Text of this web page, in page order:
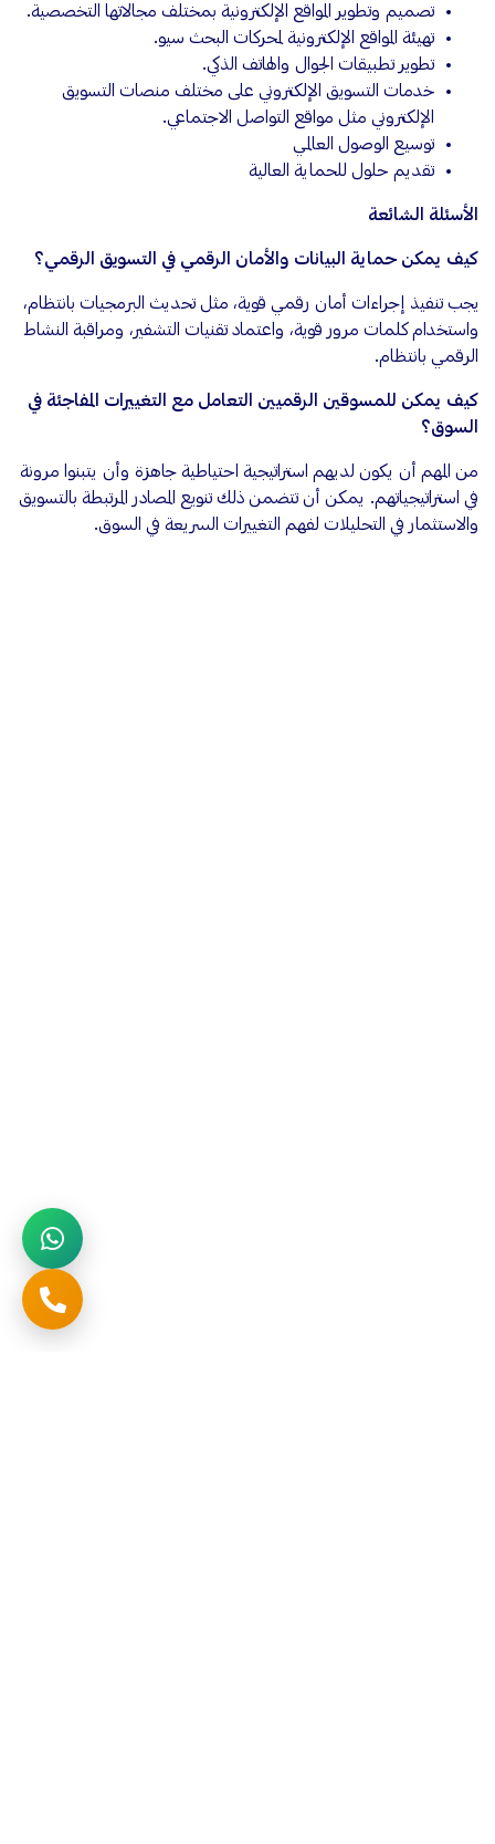
تصميم وتطوير المواقع الإلكترونية بمختلف مجالاتها التخصصية.
تهيئة المواقع الإلكترونية لمحركات البحث سيو.
تطوير تطبيقات الجوال والهاتف الذكي.
خدمات التسويق الإلكتروني على مختلف منصات التسويق
الإلكتروني مثل مواقع التواصل الاجتماعي.
توسيع الوصول العالمي
تقديم حلول للحماية العالية
الأسئلة الشائعة
كيف يمكن حماية البيانات والأمان الرقمي في التسويق الرقمي؟
يجب تنفيذ إجراءات أمان رقمي قوية، مثل تحديث البرمجيات بانتظام،
واستخدام كلمات مرور قوية، واعتماد تقنيات التشفير، ومراقبة النشاط
الرقمي بانتظام.
كيف يمكن للمسوقين الرقميين التعامل مع التغييرات المفاجئة في
السوق؟
من المهم أن يكون لديهم استراتيجية احتياطية جاهزة وأن يتبنوا مرونة
في استراتيجياتهم. يمكن أن تتضمن ذلك تنويع المصادر المرتبطة بالتسويق
والاستثمار في التحليلات لفهم التغييرات السريعة في السوق.